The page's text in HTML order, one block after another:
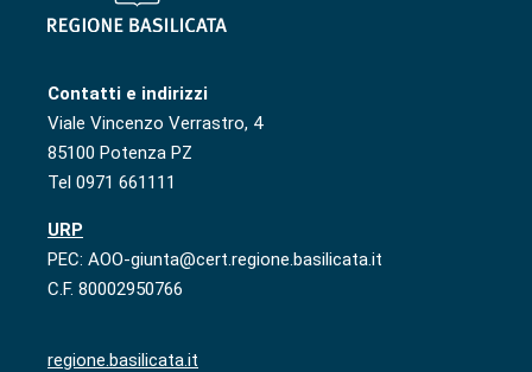
Contatti e indirizzi
Viale Vincenzo Verrastro, 4
85100 Potenza PZ
Tel 0971 661111
URP
PEC: AOO-giunta@cert.regione.basilicata.it
C.F. 80002950766
regione.basilicata.it